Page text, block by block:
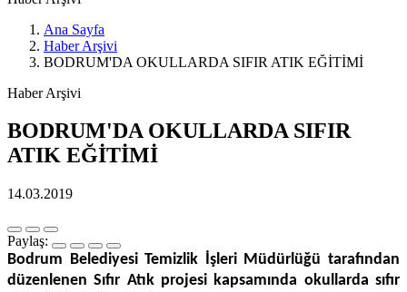
Ana Sayfa
Haber Arşivi
BODRUM'DA OKULLARDA SIFIR ATIK EĞİTİMİ
Haber Arşivi
BODRUM'DA OKULLARDA SIFIR
ATIK EĞİTİMİ
14.03.2019
Paylaş:
Bodrum Belediyesi Temizlik İşleri Müdürlüğü tarafından
düzenlenen Sıfır Atık projesi kapsamında okullarda sıfır